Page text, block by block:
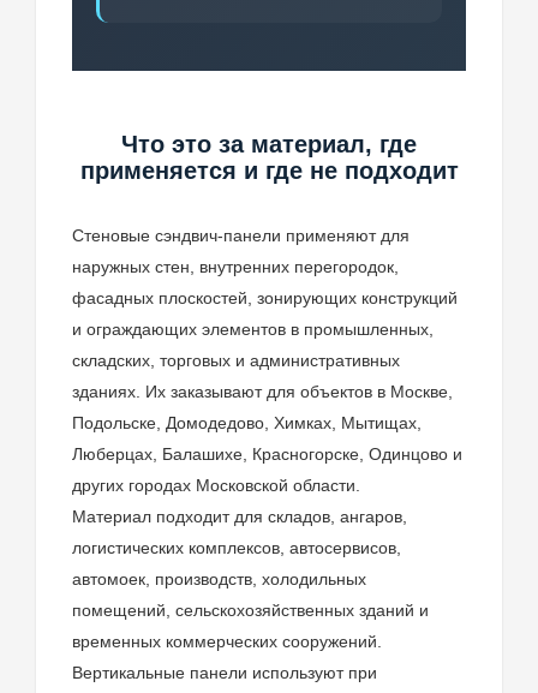
Что это за материал, где
применяется и где не подходит
Стеновые сэндвич-панели применяют для
наружных стен, внутренних перегородок,
фасадных плоскостей, зонирующих конструкций
и ограждающих элементов в промышленных,
складских, торговых и административных
зданиях. Их заказывают для объектов в Москве,
Подольске, Домодедово, Химках, Мытищах,
Люберцах, Балашихе, Красногорске, Одинцово и
других городах Московской области.
Материал подходит для складов, ангаров,
логистических комплексов, автосервисов,
автомоек, производств, холодильных
помещений, сельскохозяйственных зданий и
временных коммерческих сооружений.
Вертикальные панели используют при